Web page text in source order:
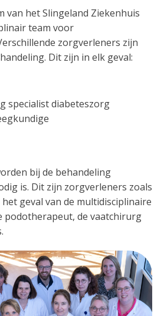
van het Slingeland Ziekenhuis
team voor
zorgverleners zijn
Dit zijn in elk geval:
specialist diabeteszorg
bij de behandeling
is. Dit zijn zorgverleners zoals
geval van de multidisciplinaire
podotherapeut, de vaatchirurg